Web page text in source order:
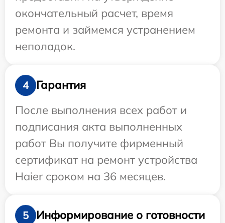
окончательный расчет, время
ремонта и займемся устранением
неполадок.
4
Гарантия
После выполнения всех работ и
подписания акта выполненных
работ Вы получите фирменный
сертификат на ремонт устройства
Haier сроком на 36 месяцев.
5
Информирование о готовности